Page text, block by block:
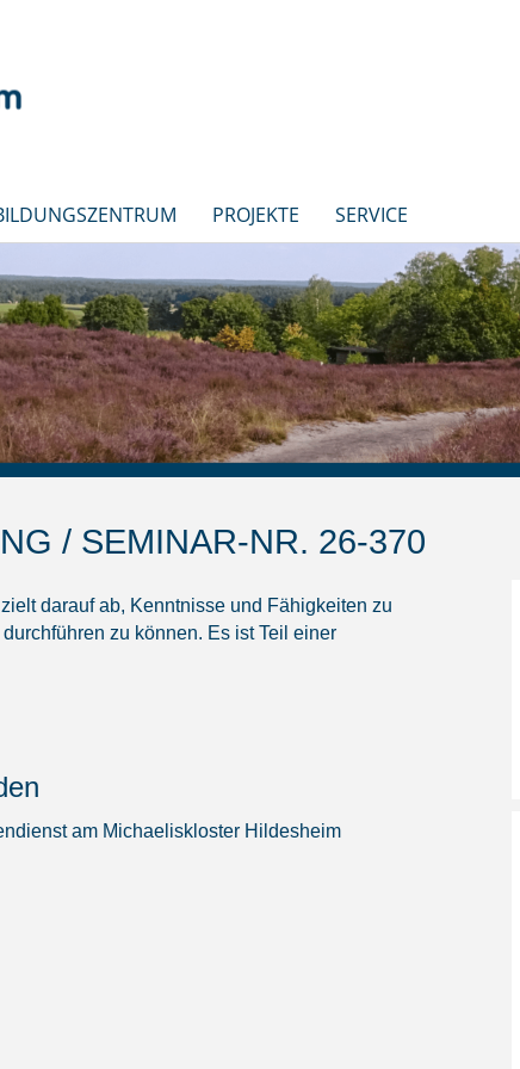
PROJEKTE SERVICE
/ SEMINAR-NR. 26-370
darauf ab, Kenntnisse und Fähigkeiten zu
zu können. Es ist Teil einer
am Michaeliskloster Hildesheim